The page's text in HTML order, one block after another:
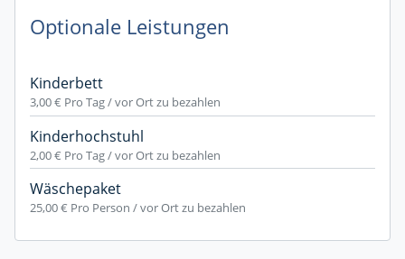
Optionale Leistungen
Kinderbett
3,00 € Pro Tag / vor Ort zu bezahlen
Kinderhochstuhl
2,00 € Pro Tag / vor Ort zu bezahlen
Wäschepaket
25,00 € Pro Person / vor Ort zu bezahlen